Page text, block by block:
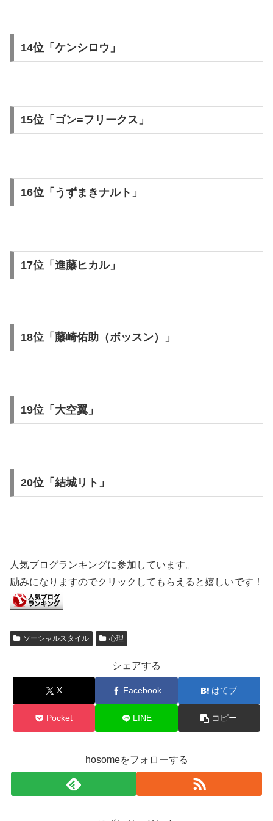
14位「ケンシロウ」
15位「ゴン=フリークス」
16位「うずまきナルト」
17位「進藤ヒカル」
18位「藤崎佑助（ボッスン）」
19位「大空翼」
20位「結城リト」
人気ブログランキングに参加しています。
励みになりますのでクリックしてもらえると嬉しいです！
ソーシャルスタイル 心理
シェアする
X Facebook はてブ
Pocket LINE コピー
hosomeをフォローする